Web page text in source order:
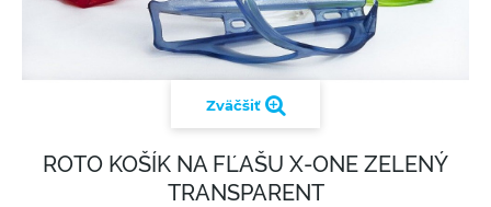
Zväčšiť
ROTO KOŠÍK NA FĽAŠU X-ONE ZELENÝ
TRANSPARENT